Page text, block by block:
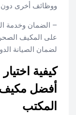
ووظائف أخرى دون
– الضمان وخدمة
على المكيف
لضمان الصيانة
كيفية
أفضل
المكتب